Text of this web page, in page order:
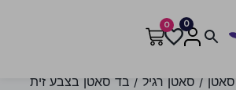
0
0
סאטן / סאטן רגיל / בד סאטן בצבע זית